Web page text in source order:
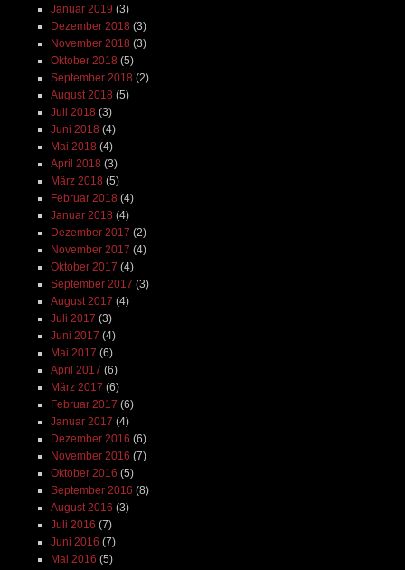
Januar 2019 (3)
Dezember 2018 (3)
November 2018 (3)
Oktober 2018 (5)
September 2018 (2)
August 2018 (5)
Juli 2018 (3)
Juni 2018 (4)
Mai 2018 (4)
April 2018 (3)
März 2018 (5)
Februar 2018 (4)
Januar 2018 (4)
Dezember 2017 (2)
November 2017 (4)
Oktober 2017 (4)
September 2017 (3)
August 2017 (4)
Juli 2017 (3)
Juni 2017 (4)
Mai 2017 (6)
April 2017 (6)
März 2017 (6)
Februar 2017 (6)
Januar 2017 (4)
Dezember 2016 (6)
November 2016 (7)
Oktober 2016 (5)
September 2016 (8)
August 2016 (3)
Juli 2016 (7)
Juni 2016 (7)
Mai 2016 (5)